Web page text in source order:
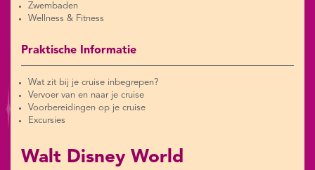
Zwembaden
Wellness & Fitness
Praktische Informatie
Wat zit bij je cruise inbegrepen?
Vervoer van en naar je cruise
Voorbereidingen op je cruise
Excursies
Walt Disney World